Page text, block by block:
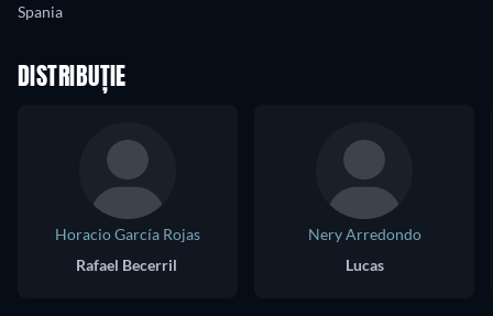
Spania
DISTRIBUȚIE
Horacio García Rojas
Rafael Becerril
Nery Arredondo
Lucas